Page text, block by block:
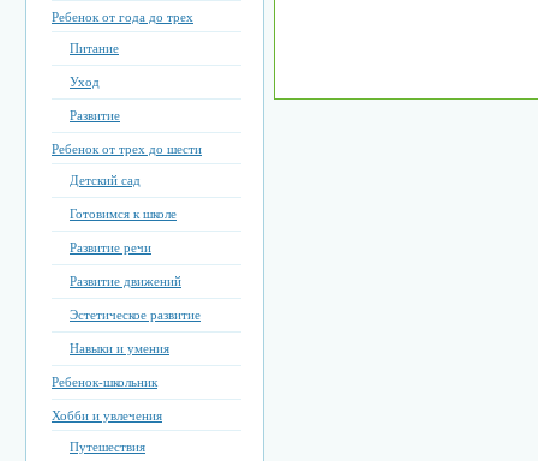
Ребенок от года до трех
Питание
Уход
Развитие
Ребенок от трех до шести
Детский сад
Готовимся к школе
Развитие речи
Развитие движений
Эстетическое развитие
Навыки и умения
Ребенок-школьник
Хобби и увлечения
Путешествия